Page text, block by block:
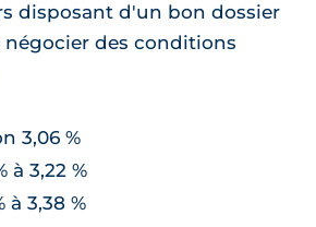
disposant d'un bon dossier
des conditions
3,06 %
à 3,22 %
à 3,38 %